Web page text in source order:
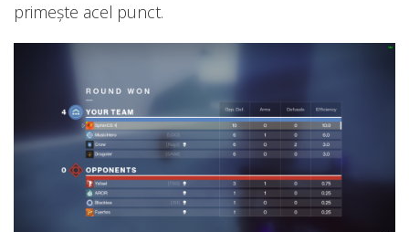
primește acel punct.